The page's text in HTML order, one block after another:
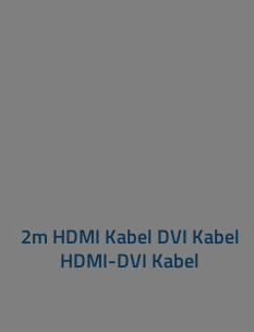
2m HDMI Kabel DVI Kabel
HDMI-DVI Kabel